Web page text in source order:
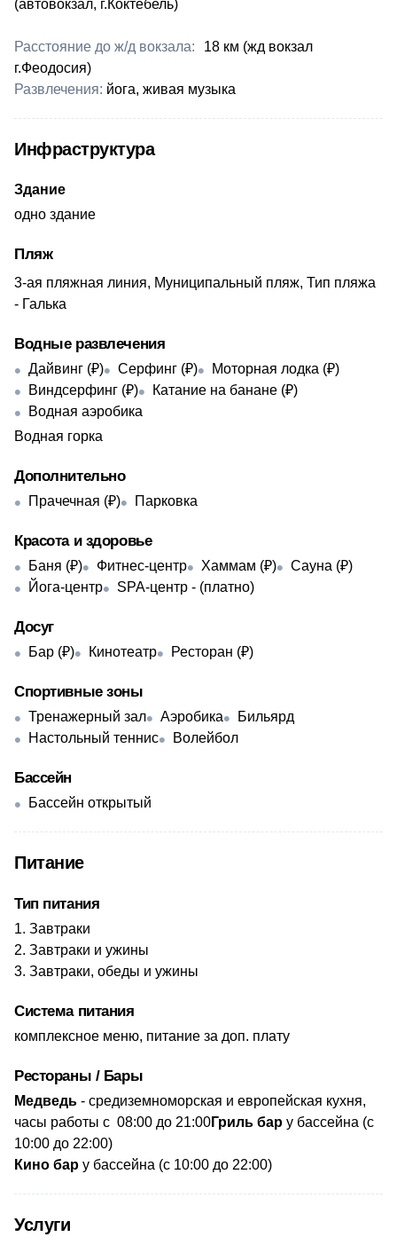
(автовокзал, г.Коктебель)
Расстояние до ж/д вокзала:
​18 км (жд вокзал
г.Феодосия)
Развлечения: ​йога, живая музыка
Инфраструктура
Здание
одно здание
Пляж
3-ая пляжная линия, Муниципальный пляж, Тип пляжа
- Галька
Водные развлечения
Дайвинг (₽) Серфинг (₽)
Моторная лодка (₽)
Виндсерфинг (₽)
Катание на банане (₽)
Водная аэробика
Водная горка
Дополнительно
Прачечная (₽) Парковка
Красота и здоровье
Баня (₽) Фитнес-центр Хаммам (₽)
Сауна (₽)
Йога-центр
SPA-центр - ​(платно)
Досуг
Бар (₽) Кинотеатр Ресторан (₽)
Спортивные зоны
Тренажерный зал Аэробика
Бильярд
Настольный теннис
Волейбол
Бассейн
Бассейн открытый
Питание
Тип питания
Завтраки
Завтраки и ужины
Завтраки, обеды и ужины
Система питания
​комплексное меню, питание за доп. плату
Рестораны / Бары
Медведь - средиземноморская и европейская кухня,
часы работы с 08:00 до 21:00Гриль бар у бассейна (с
10:00 до 22:00)
Кино бар у бассейна (с 10:00 до 22:00)
Услуги